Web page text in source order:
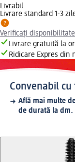
Livrabil
Livrare standard 1-3
Verificați
Livrare gratuită la
Ridicare Expres din
Convenabil
Află mai multe
de durată la dm.